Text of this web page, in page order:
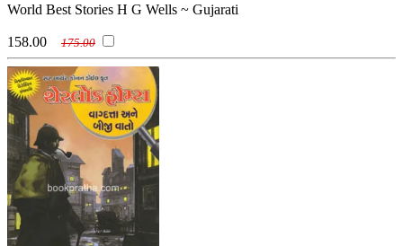
World Best Stories H G Wells ~ Gujarati
158.00 175.00